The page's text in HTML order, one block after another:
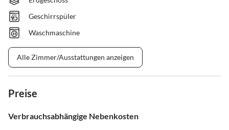
Geschirrspüler
Waschmaschine
Alle Zimmer/Ausstattungen anzeigen
Preise
Verbrauchsabhängige Nebenkosten